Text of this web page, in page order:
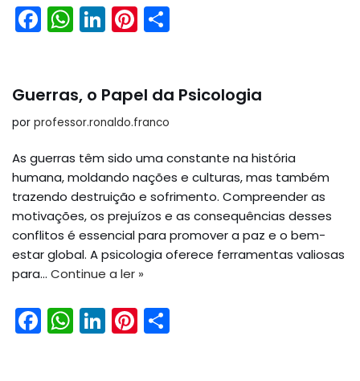
F
a
e
b
o
o
k
W
h
ts
A
p
p
Li
n
e
dI
n
Pi
nt
e
st
e
Guerras, o Papel da Psicologia
por professor.ronaldo.franco
As guerras têm sido uma constante na história
humana, moldando nações e culturas, mas também
trazendo destruição e sofrimento. Compreender as
motivações, os prejuízos e as consequências desses
conflitos é essencial para promover a paz e o bem-
estar global. A psicologia oferece ferramentas valiosas
para… Continue a ler »
F
a
W
h
Li
n
Pi
nt